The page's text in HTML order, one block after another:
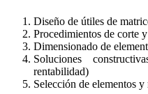
Diseño de útiles de
Procedimientos de corte
Dimensionado de
Soluciones
rentabilidad)
Selección de elementos y